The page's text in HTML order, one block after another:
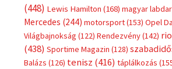
(448) Lewis Hamilton (168) magyar
Mercedes (244) motorsport(153) Opel
Világbajnokság (122) Rendezvény(142)
(438) Sportime Magazin (128)
Balázs (126) tenisz (416) táplálkozás